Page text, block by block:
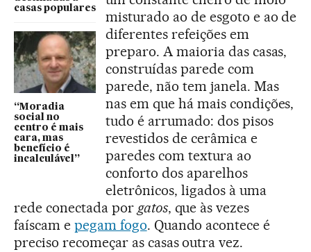
casas populares
“Moradia
social no
centro é mais
cara, mas
benefício é
incalculável”
misturado ao de esgoto e ao de
diferentes refeições em
preparo. A maioria das casas,
construídas parede com
parede, não tem janela. Mas
nas em que há mais condições,
tudo é arrumado: dos pisos
revestidos de cerâmica e
paredes com textura ao
conforto dos aparelhos
eletrônicos, ligados à uma
rede conectada por gatos, que às vezes
faíscam e pegam fogo. Quando acontece é
preciso recomeçar as casas outra vez.